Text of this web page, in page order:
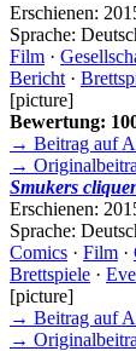
Erschienen:
Sprache:
Film ·
Bericht ·
[picture]
Bewertung:
→ Beitrag auf
→
Smukers
Erschienen:
Sprache:
Comics · Film ·
Brettspiele ·
[picture]
→ Beitrag auf
→